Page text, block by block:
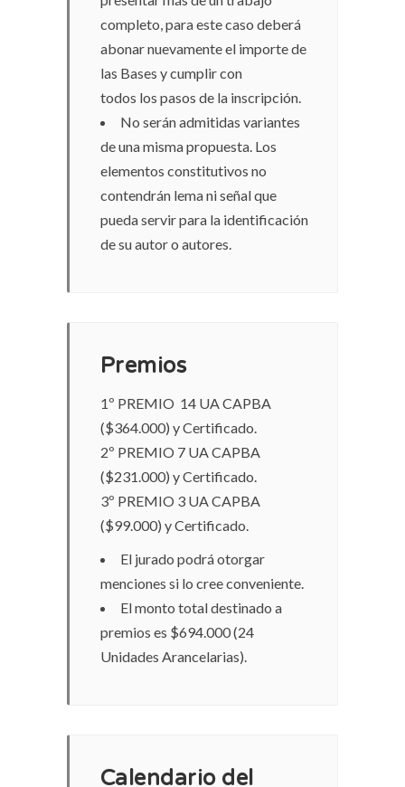
completo, para este caso deberá
abonar nuevamente el importe de
las Bases y cumplir con
todos los pasos de la inscripción.
No serán admitidas variantes
de una misma propuesta. Los
elementos constitutivos no
contendrán lema ni señal que
pueda servir para la identificación
de su autor o autores.
Premios
1º PREMIO 14 UA CAPBA
($364.000) y Certificado.
2º PREMIO 7 UA CAPBA
($231.000) y Certificado.
3º PREMIO 3 UA CAPBA
($99.000) y Certificado.
El jurado podrá otorgar
menciones si lo cree conveniente.
El monto total destinado a
premios es $694.000 (24
Unidades Arancelarias).
Calendario del